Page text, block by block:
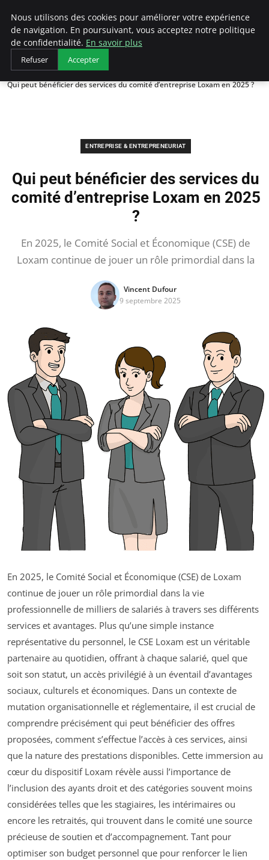
LECFCM
Accueil
Entreprise & Entrepreneuriat
Qui peut bénéficier des services du comité d’entreprise Loxam en 2025 ?
ENTREPRISE & ENTREPRENEURIAT
Qui peut bénéficier des services du
comité d’entreprise Loxam en 2025
?
En 2025, le Comité Social et Économique (CSE) de
Loxam continue de jouer un rôle primordial dans la
Vincent Dufour
9 septembre 2025
En 2025, le Comité Social et Économique (CSE) de Loxam
continue de jouer un rôle primordial dans la vie
professionnelle de milliers de salariés à travers ses différents
services et avantages. Plus qu’une simple instance
représentative du personnel, le CSE Loxam est un véritable
partenaire au quotidien, offrant à chaque salarié, quel que
soit son statut, un accès privilégié à un éventail d’avantages
sociaux, culturels et économiques. Dans un contexte de
mutation organisationnelle et réglementaire, il est crucial de
comprendre précisément qui peut bénéficier des offres
proposées, comment s’effectue l’accès à ces services, ainsi
que la nature des prestations disponibles. Cette immersion au
cœur du dispositif Loxam révèle aussi l’importance de
l’inclusion des ayants droit et des catégories souvent moins
considérées telles que les stagiaires, les intérimaires ou
encore les retraités, qui trouvent dans le comité une source
précieuse de soutien et d’accompagnement. Tant pour
optimiser son budget personnel que pour renforcer le lien
Nous utilisons des cookies pour améliorer votre expérience
de navigation. En poursuivant, vous acceptez notre politique
de confidentialité. En savoir plus
Refuser Accepter